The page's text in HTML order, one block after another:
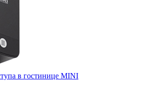
в гостинице MINI